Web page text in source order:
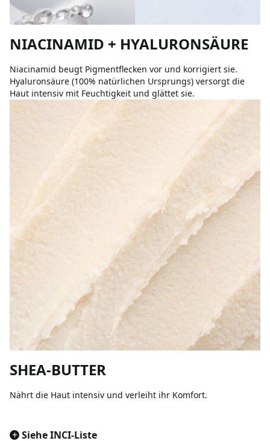
NIACINAMID + HYALURONSÄURE
Niacinamid beugt Pigmentflecken vor und korrigiert sie.
Hyaluronsäure (100% natürlichen Ursprungs) versorgt die
Haut intensiv mit Feuchtigkeit und glättet sie.
SHEA-BUTTER
Nährt die Haut intensiv und verleiht ihr Komfort.
+ Siehe INCI-Liste